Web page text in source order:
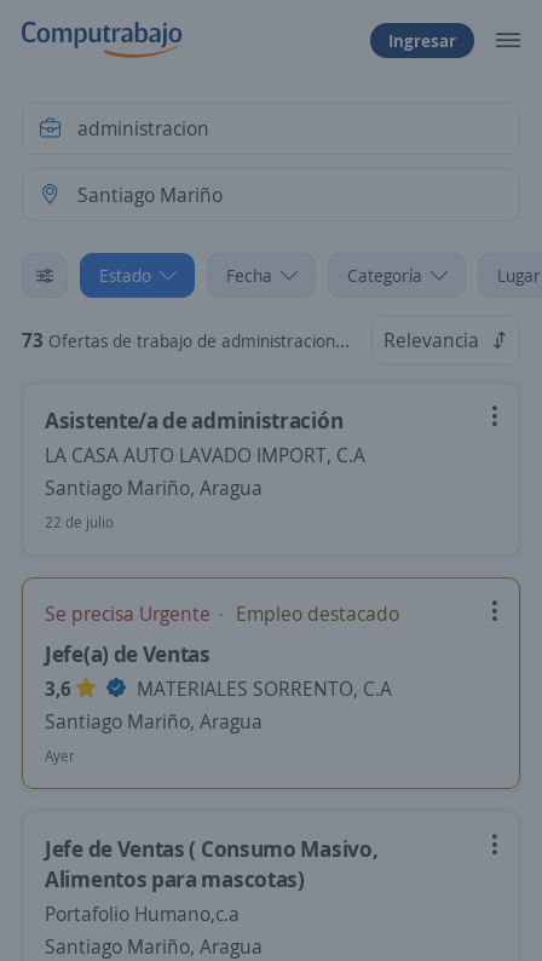
Ingresar
Estado Fecha Categoría
73 Ofertas de trabajo de administracion en Santiago Mariño, Aragua Relevancia
Asistente/a de administración
LA CASA AUTO LAVADO IMPORT, C.A
Santiago Mariño, Aragua
22 de julio
Se precisa Urgente Empleo destacado
Jefe(a) de Ventas
3,6
MATERIALES SORRENTO, C.A
Santiago Mariño, Aragua
Ayer
Jefe de Ventas ( Consumo Masivo,
Alimentos para mascotas)
Portafolio Humano,c.a
Santiago Mariño, Aragua